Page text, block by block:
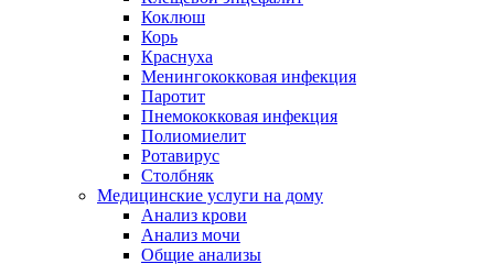
Коклюш
Корь
Краснуха
Менингококковая инфекция
Паротит
Пнемококковая инфекция
Полиомиелит
Ротавирус
Столбняк
Медицинские услуги на дому
Анализ крови
Анализ мочи
Общие анализы